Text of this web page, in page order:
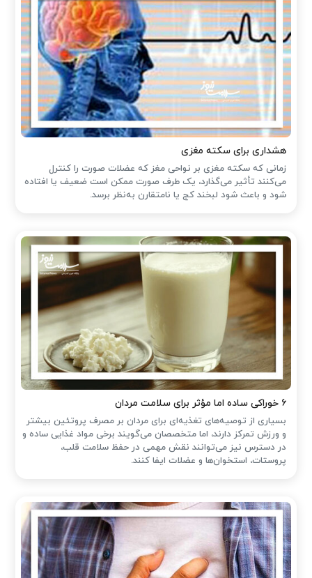
هشداری برای سکته مغزی
زمانی که سکته مغزی بر نواحی مغز که عضلات صورت را کنترل
می‌کنند تأثیر می‌گذارد، یک طرف صورت ممکن است ضعیف یا افتاده
شود و باعث شود لبخند کج یا نامتقارن به‌نظر برسد.
۶ خوراکی ساده اما مؤثر برای سلامت مردان
بسیاری از توصیه‌های تغذیه‌ای برای مردان بر مصرف پروتئین بیشتر
و ورزش تمرکز دارند، اما متخصصان می‌گویند برخی مواد غذایی ساده و
در دسترس نیز می‌توانند نقش مهمی در حفظ سلامت قلب،
پروستات، استخوان‌ها و عضلات ایفا کنند.